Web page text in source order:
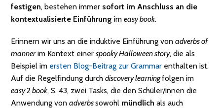
festigen, bestehen immer sofort im Anschluss an die
kontextualisierte Einführung imeasy book.
Erinnern wir uns an die induktive Einführung vonadverbs of
mannerim Kontext einerspooky Halloween story, die als
Beispiel im ersten Blog-Beitrag zur Grammar enthalten ist.
Auf die Regelfindung durchdiscovery learningfolgen im
easy 2 book, S. 43, zwei Tasks, die den Schüler/innen die
Anwendung vonadverbssowohl mündlich als auch